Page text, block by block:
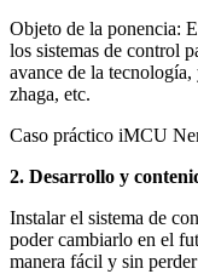
Objeto de la ponencia:
los sistemas de control
avance de la
zhaga, etc.
Caso práctico iMCU
2. Desarrollo y
Instalar el sistema de
poder cambiarlo en el
manera fácil y sin